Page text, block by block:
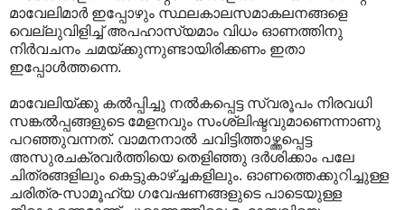
മാവേലിമാർ ഇപ്പോഴും സ്ഥലകാലസമാകലനങ്ങളെ
വെല്ലുവിളിച്ച് അപഹാസ്യമാം വിധം ഓണത്തിനു
നിർവചനം ചമയ്ക്കുന്നുണ്ടായിരിക്കണം ഇതാ
ഇപ്പോൾത്തന്നെ.
മാവേലിയ്ക്കു കൽ‌പ്പിച്ചു നൽകപ്പെട്ട സ്വരൂപം നിരവധി
സങ്കൽ‌പ്പങ്ങളുടെ മേളനവും സംശ്ലിഷ്ടവുമാണെന്നാണു
പറഞ്ഞുവന്നത്. വാമനനാൽ ചവിട്ടിത്താഴ്ത്തപ്പെട്ട
അസുരചക്രവർത്തിയെ തെളിഞ്ഞു ദർശിക്കാം പലേ
ചിത്രങ്ങളിലും കെട്ടുകാഴ്ച്ചകളിലും. ഓണത്തെക്കുറിച്ചുള്ള
ചരിത്ര-സാമൂഹ്യ ഗവേഷണങ്ങളുടെ പാടെയുള്ള